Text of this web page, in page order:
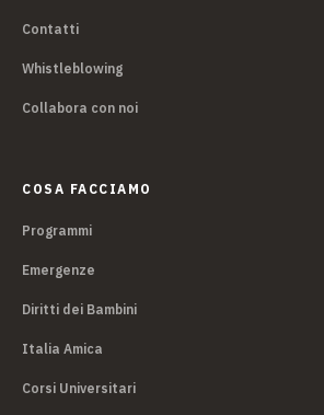
Contatti
Whistleblowing
Collabora con noi
COSA FACCIAMO
Programmi
Emergenze
Diritti dei Bambini
Italia Amica
Corsi Universitari